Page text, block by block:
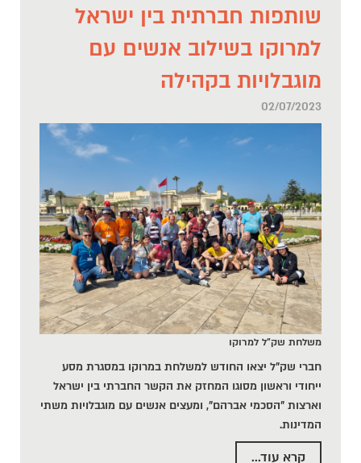
שותפות חברתית בין ישראל
למרוקו בשילוב אנשים עם
מוגבלויות בקהילה
02/07/2023
משלחת שק"ל למרוקו
חברי שק"ל יצאו החודש למשלחת במרוקו במסגרת מסע
ייחודי וראשון מסוגו המחזק את הקשר החברתי בין ישראל
וארצות "הסכמי אברהם", ומעצים אנשים עם מוגבלויות משתי
המדינות.
קרא עוד...